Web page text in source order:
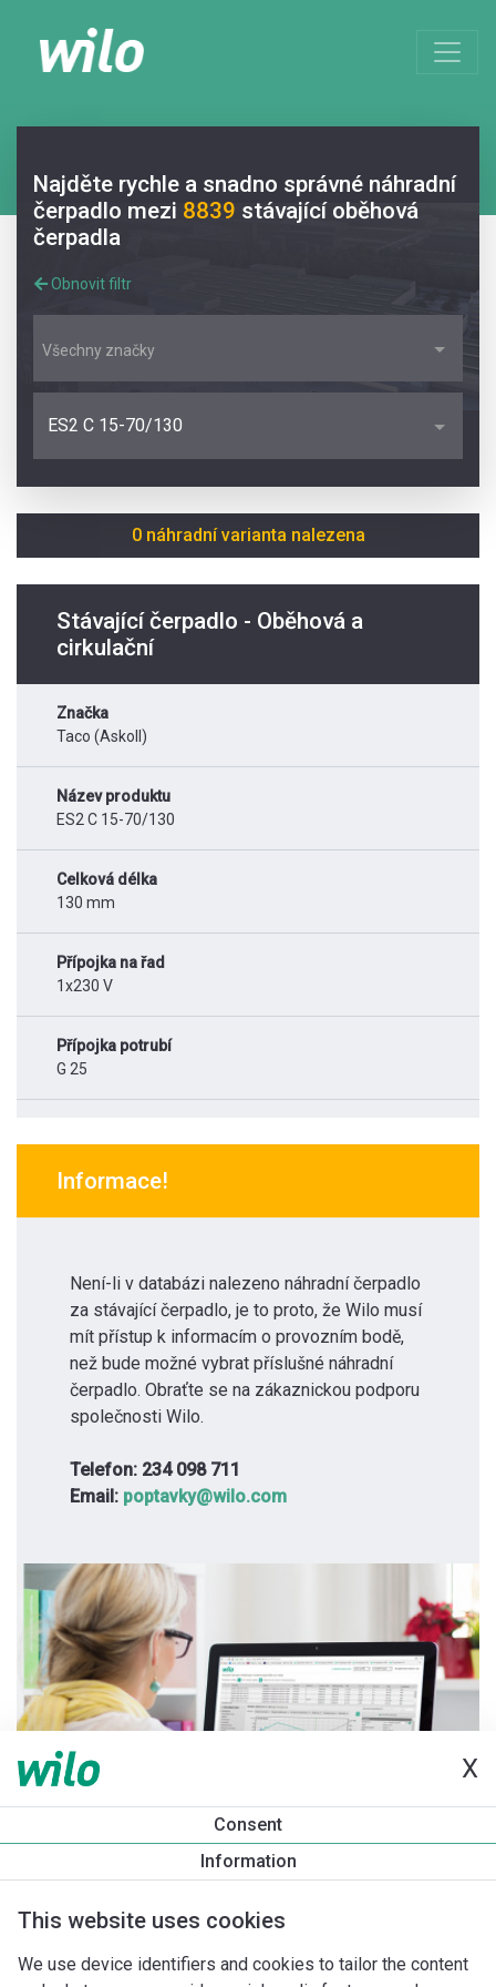
X
Consent
Information
This website uses cookies
We use device identifiers and cookies to tailor the content
Najděte rychle a snadno správné náhradní
čerpadlo mezi 8839 stávající oběhová
čerpadla
Obnovit filtr
Všechny značky
ES2 C 15-70/130
0 náhradní varianta nalezena
Stávající čerpadlo - Oběhová a
cirkulační
Značka
Taco (Askoll)
Název produktu
ES2 C 15-70/130
Celková délka
130 mm
Přípojka na řad
1x230 V
Přípojka potrubí
G 25
Informace!
Není-li v databázi nalezeno náhradní čerpadlo
za stávající čerpadlo, je to proto, že Wilo musí
mít přístup k informacím o provozním bodě,
než bude možné vybrat příslušné náhradní
čerpadlo. Obraťte se na zákaznickou podporu
společnosti Wilo.
Telefon: 234 098 711
Email: poptavky@wilo.com